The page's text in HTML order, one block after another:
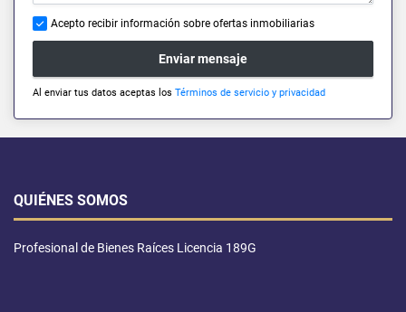
Acepto recibir información sobre ofertas inmobiliarias
Enviar mensaje
Al enviar tus datos aceptas los Términos de servicio y privacidad
QUIÉNES SOMOS
Profesional de Bienes Raíces Licencia 189G